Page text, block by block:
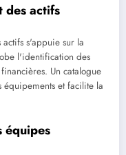
des actifs
s'appuie sur la
l'identification des
Un catalogue
et facilite la
équipes